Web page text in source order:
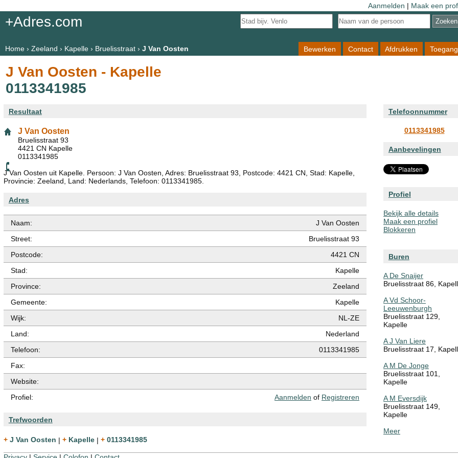
Aanmelden | Maak een
+Adres.com
Home› Zeeland › Kapelle› Bruelisstraat› J Van Oosten Bewerken Contact Afdrukken Toegang
J Van Oosten - Kapelle
0113341985
Resultaat
J Van Oosten
Bruelisstraat 93
4421 CN Kapelle
0113341985
J Van Oosten uit Kapelle. Persoon: J Van Oosten, Adres: Bruelisstraat 93, Postcode: 4421 CN, Stad: Kapelle,
Provincie: Zeeland, Land: Nederlands, Telefoon: 0113341985.
Adres
Naam:
J Van Oosten
Street:
Bruelisstraat 93
Postcode:
4421 CN
Stad:
Kapelle
Province:
Zeeland
Gemeente:
Kapelle
Wijk:
NL-ZE
Land:
Nederland
Telefoon:
0113341985
Fax:
Website:
Profiel:
Aanmelden of Registreren
Trefwoorden
+ J Van Oosten | + Kapelle | + 0113341985
Telefoonnummer
0113341985
Aanbevelingen
Profiel
Bekijk alle details
Maak een profiel
Blokkeren
Buren
A De Snaijer
Bruelisstraat 86,
A Vd Schoor-
Leeuwenburgh
Bruelisstraat 129,
Kapelle
A J Van Liere
Bruelisstraat 17,
A M De Jonge
Bruelisstraat 101,
Kapelle
A M Eversdijk
Bruelisstraat 149,
Kapelle
Meer